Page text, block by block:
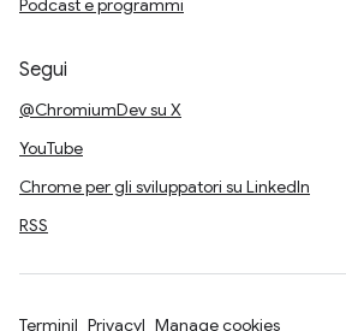
Podcast e programmi
Segui
@ChromiumDev su X
YouTube
Chrome per gli sviluppatori su LinkedIn
RSS
Termini Privacy Manage cookies